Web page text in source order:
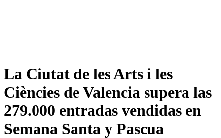
La Ciutat de les Arts i les
Ciències de Valencia supera las
279.000 entradas vendidas en
Semana Santa y Pascua